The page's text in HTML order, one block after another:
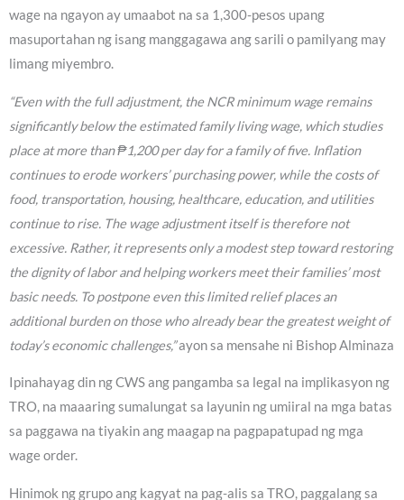
wage na ngayon ay umaabot na sa 1,300-pesos upang
masuportahan ng isang manggagawa ang sarili o pamilyang may
limang miyembro.
“Even with the full adjustment, the NCR minimum wage remains
significantly below the estimated family living wage, which studies
place at more than ₱1,200 per day for a family of five. Inflation
continues to erode workers’ purchasing power, while the costs of
food, transportation, housing, healthcare, education, and utilities
continue to rise. The wage adjustment itself is therefore not
excessive. Rather, it represents only a modest step toward restoring
the dignity of labor and helping workers meet their families’ most
basic needs. To postpone even this limited relief places an
additional burden on those who already bear the greatest weight of
today’s economic challenges,”ayon sa mensahe ni Bishop Alminaza
Ipinahayag din ng CWS ang pangamba sa legal na implikasyon ng
TRO, na maaaring sumalungat sa layunin ng umiiral na mga batas
sa paggawa na tiyakin ang maagap na pagpapatupad ng mga
wage order.
Hinimok ng grupo ang kagyat na pag-alis sa TRO, paggalang sa